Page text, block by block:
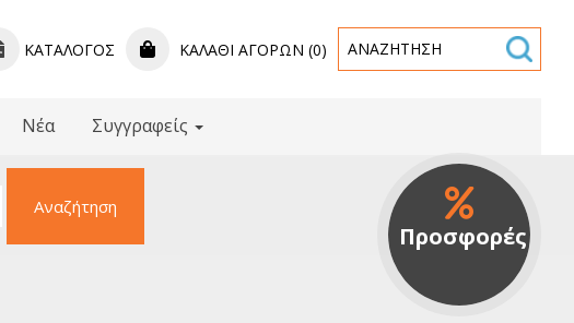
ΚΑΤΆΛΟΓΟΣ ΚΑΛΆΘΙ ΑΓΟΡΏΝ (0)
Νέα Συγγραφείς
Αναζήτηση
Προσφορές